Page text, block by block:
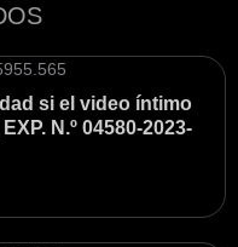
si el video íntimo
N.º 04580-2023-